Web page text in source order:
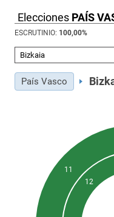
Elecciones PAÍS
ESCRUTINIO: 100,00%
País Vasco
11
12